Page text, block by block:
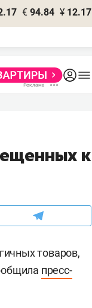
€ 94.84 ¥ 12.17
к
товаров,
пресс-